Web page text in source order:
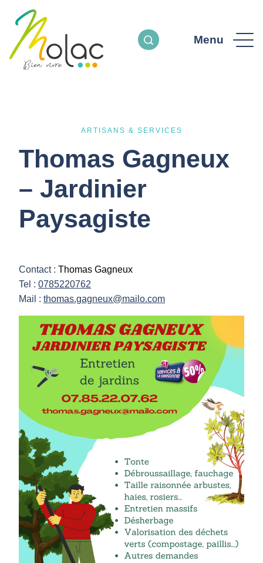
Menu
ARTISANS & SERVICES
Thomas Gagneux
– Jardinier
Paysagiste
Contact : Thomas Gagneux
Tel : 0785220762
Mail : thomas.gagneux@mailo.com